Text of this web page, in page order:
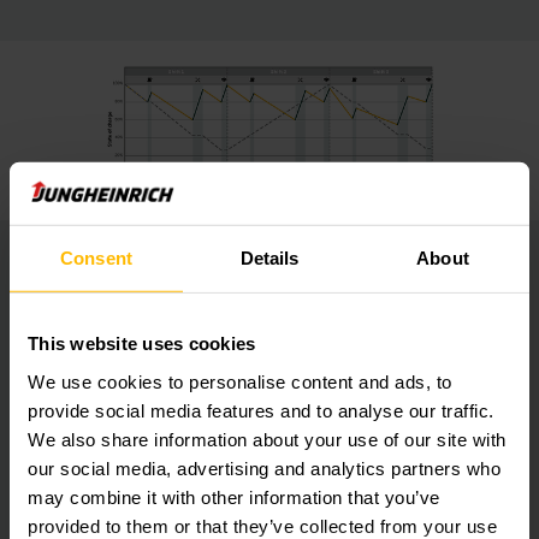
Consent Details About
This website uses cookies
We use cookies to personalise content and ads, to
provide social media features and to analyse our traffic.
We also share information about your use of our site with
our social media, advertising and analytics partners who
may combine it with other information that you’ve
provided to them or that they’ve collected from your use
As baterias com tecnologia de lítio são livres de manutenção
cuidados, manutenção e infraestrutura da bateria:
Sem necessidade de reposição de água de bateria.
Sem necessidade de salas ventiladas especiais para
carregamento da bateria.
Nem riscos ou odores devido a gases ou ácidos.